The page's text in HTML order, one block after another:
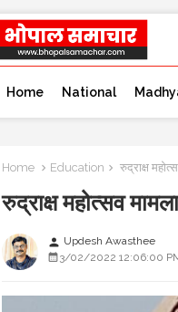
Home National
Home Education रुद्राक्ष
रुद्राक्ष महोत्सव
person Updesh Awasthee
3/02/2022 12:06:00